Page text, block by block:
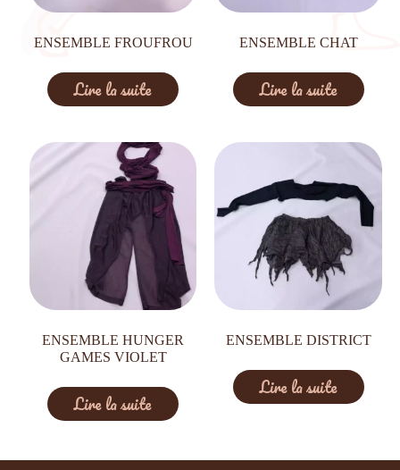
ENSEMBLE FROUFROU
Lire la suite
ENSEMBLE CHAT
Lire la suite
ENSEMBLE HUNGER
GAMES VIOLET
Lire la suite
ENSEMBLE DISTRICT
Lire la suite